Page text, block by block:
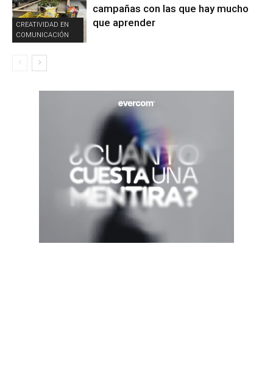
CREATIVIDAD EN
COMUNICACIÓN
campañas con las que hay mucho
que aprender